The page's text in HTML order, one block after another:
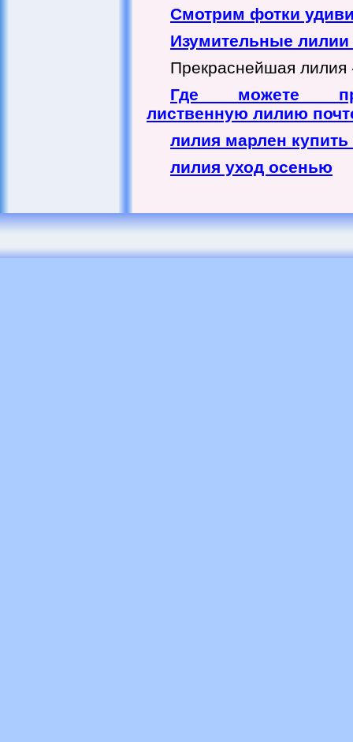
Смотрим фотки
Изумительные лилии
Прекраснейшая лилия
Где можете
лиственную лилию
лилия марлен
лилия уход осенью